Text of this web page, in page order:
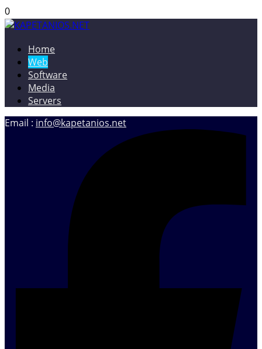
0
KAPETANIOS.NET
Christos Kapetanios – Software & Web Developer, Web
Designer
Home
Web
Software
Media
Servers
Email : info@kapetanios.net